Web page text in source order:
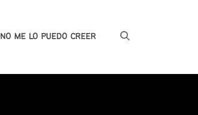
NO ME LO PUEDO CREER